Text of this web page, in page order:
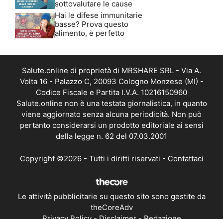
sottovalutare le cause
Hai le difese immunitarie
basse? Prova questo
alimento, è perfetto
Salute.online di proprietà di MRSHARE SRL - Via A.
Volta 16 - Palazzo C, 20093 Cologno Monzese (MI) -
Codice Fiscale e Partita I.V.A. 10216150960
Salute.online non è una testata giornalistica, in quanto
viene aggiornato senza alcuna periodicità. Non può
pertanto considerarsi un prodotto editoriale ai sensi
della legge n. 62 del 07.03.2001
Copyright ©2026 - Tutti i diritti riservati - Contattaci
Le attività pubblicitarie su questo sito sono gestite da
theCoreAdv